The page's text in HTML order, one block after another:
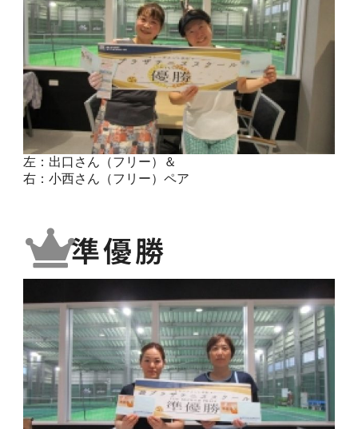
左：出口さん（フリー）＆
右：小西さん（フリー）ペア
準優勝